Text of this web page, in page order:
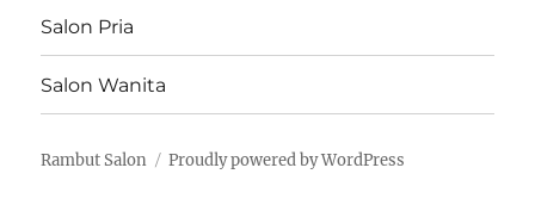
Salon Pria
Salon Wanita
Rambut Salon Proudly powered by WordPress